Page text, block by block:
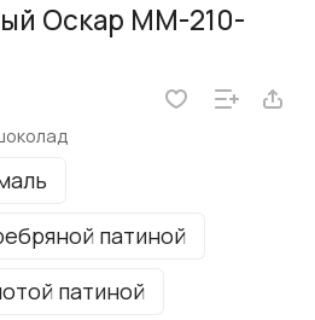
Оскар ММ-210-
патиной
патиной